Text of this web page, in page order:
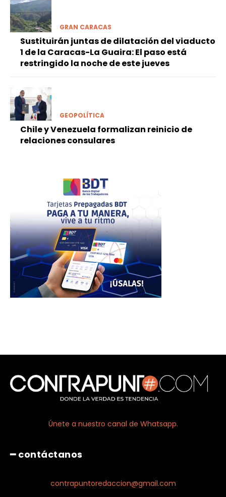
GRAN CARACAS
Sustituirán juntas de dilatación del viaducto
1 de la Caracas-La Guaira: El paso está
restringido la noche de este jueves
GEOPOLÍTICA
Chile y Venezuela formalizan reinicio de
relaciones consulares
Únete a nuestro canal de Whatsapp.
━ contáctanos
contrapuntoredaccion@gmail.com